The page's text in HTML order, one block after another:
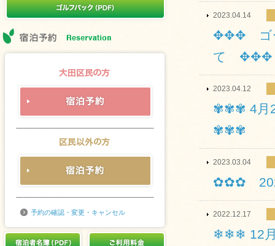
予約の確認・変更・キャンセル
2023.04.14
✥✥✥ ゴー
て ✥✥✥
2023.04.12
✾✾✾ 4月
✾✾✾
2023.03.04
✿✿✿
2022.12.17
❄❄❄ 12月